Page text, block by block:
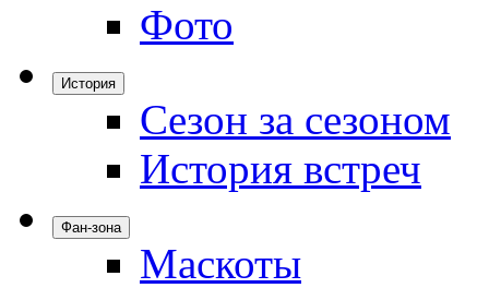
Фото
История
Сезон за сезоном
История встреч
Фан-зона
Маскоты